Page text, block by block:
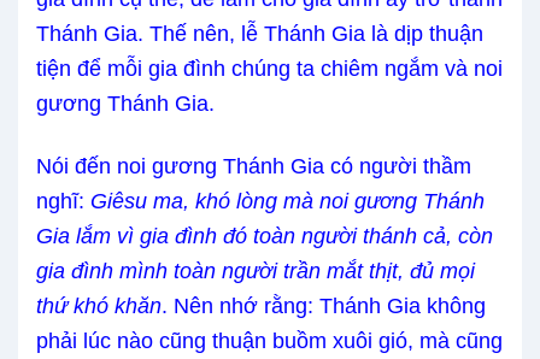
Thánh Gia. Thế nên, lễ Thánh Gia là dịp thuận
tiện để mỗi gia đình chúng ta chiêm ngắm và noi
gương Thánh Gia.
Nói đến noi gương Thánh Gia có người thầm
nghĩ: Giêsu ma, khó lòng mà noi gương Thánh
Gia lắm vì gia đình đó toàn người thánh cả, còn
gia đình mình toàn người trần mắt thịt, đủ mọi
thứ khó khăn. Nên nhớ rằng: Thánh Gia không
phải lúc nào cũng thuận buồm xuôi gió, mà cũng